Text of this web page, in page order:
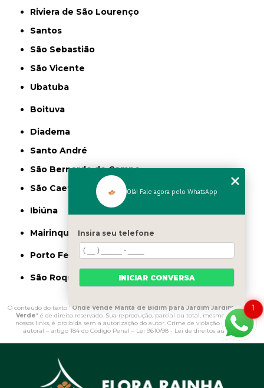
Riviera de São Lourenço
Santos
São Sebastião
São Vicente
Ubatuba
Boituva
Diadema
Santo André
São Bernardo do Campo
São Caetano do Sul
Ibiúna
Mairinque
Porto Feliz
São Roque
O conteúdo do texto "Onde Vende Manta de Bidim para Jardim Jardim Monte
Verde" é de direito reservado. Sua reprodução, parcial ou total, mesmo citando
nossos links, é proibida sem a autorização do autor. Crime de violação de direito
autoral – artigo 184 do Código Penal – Lei 9610/98 - Lei de direitos autorais.
1
Olá! Fale agora pelo WhatsApp
Insira seu telefone
INICIAR CONVERSA